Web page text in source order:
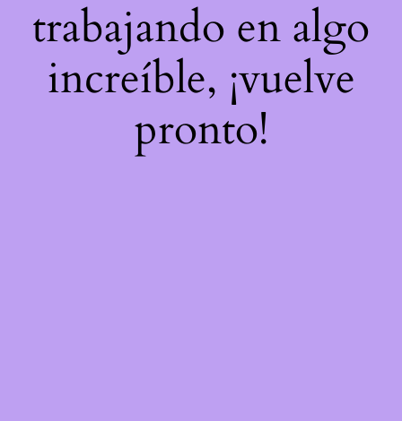
trabajando en algo
increíble, ¡vuelve
pronto!